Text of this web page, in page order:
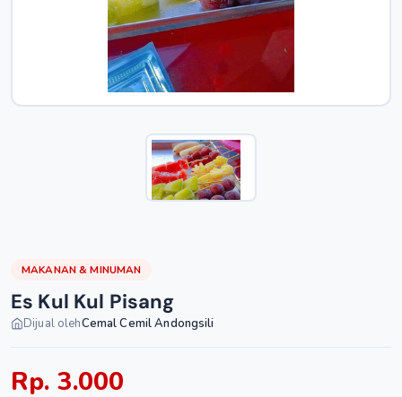
MAKANAN & MINUMAN
Es Kul Kul Pisang
Dijual olehCemal Cemil Andongsili
Rp. 3.000